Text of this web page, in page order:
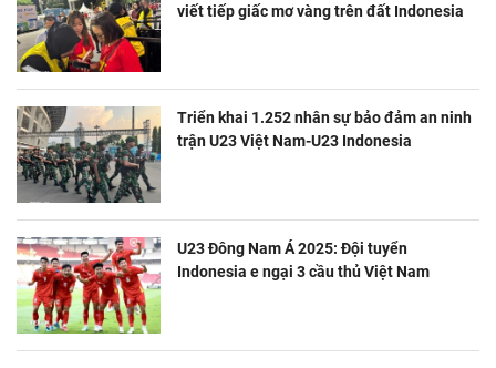
viết tiếp giấc mơ vàng trên đất Indonesia
Triển khai 1.252 nhân sự bảo đảm an ninh
trận U23 Việt Nam-U23 Indonesia
U23 Đông Nam Á 2025: Đội tuyển
Indonesia e ngại 3 cầu thủ Việt Nam